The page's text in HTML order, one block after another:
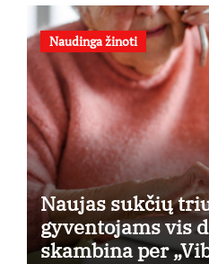
Naudinga žinoti
Naujas sukčių
gyventojams vis
skambina per